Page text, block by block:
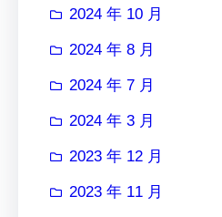
2024 年 10 月
2024 年 8 月
2024 年 7 月
2024 年 3 月
2023 年 12 月
2023 年 11 月